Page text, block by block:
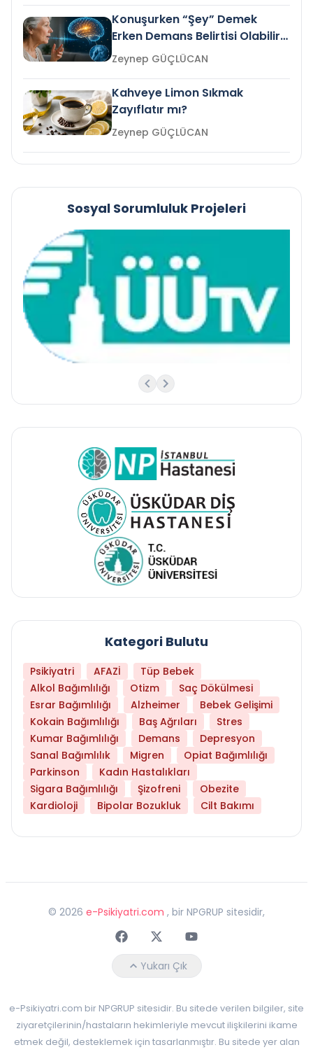
Konuşurken “Şey” Demek
Erken Demans Belirtisi Olabilir
mi?
Zeynep GÜÇLÜCAN
Kahveye Limon Sıkmak
Zayıflatır mı?
Zeynep GÜÇLÜCAN
Sosyal Sorumluluk Projeleri
Kategori Bulutu
Psikiyatri AFAZİ
Tüp Bebek
Alkol Bağımlılığı
Otizm
Saç Dökülmesi
Esrar Bağımlılığı
Alzheimer
Bebek Gelişimi
Kokain Bağımlılığı
Baş Ağrıları
Stres
Kumar Bağımlılığı
Demans
Depresyon
Sanal Bağımlılık
Migren
Opiat Bağımlılığı
Parkinson
Kadın Hastalıkları
Sigara Bağımlılığı
Şizofreni
Obezite
Kardioloji
Bipolar Bozukluk Cilt Bakımı
© 2026 e-Psikiyatri.com , bir NPGRUP sitesidir,
FaceebokTwitterYoutube
Yukarı Çık
e-Psikiyatri.com bir NPGRUP sitesidir. Bu sitede verilen bilgiler, site
ziyaretçilerinin/hastaların hekimleriyle mevcut ilişkilerini ikame
etmek değil, desteklemek için tasarlanmıştır. Bu sitede yer alan